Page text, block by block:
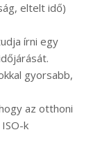
eltelt idő)
írni egy
gyorsabb,
az otthoni
k